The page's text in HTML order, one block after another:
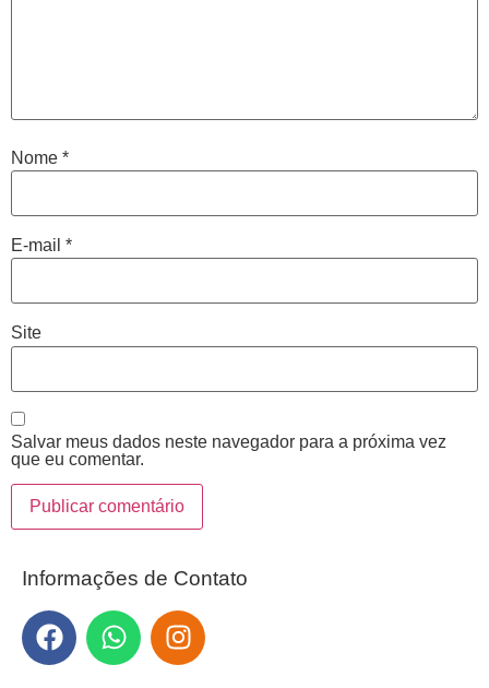
Nome *
E-mail *
Site
Salvar meus dados neste navegador para a próxima vez
que eu comentar.
Informações de Contato